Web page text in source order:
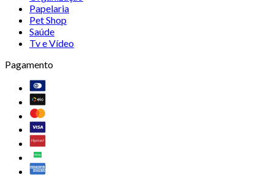
Papelaria
Pet Shop
Saúde
Tv e Vídeo
Pagamento